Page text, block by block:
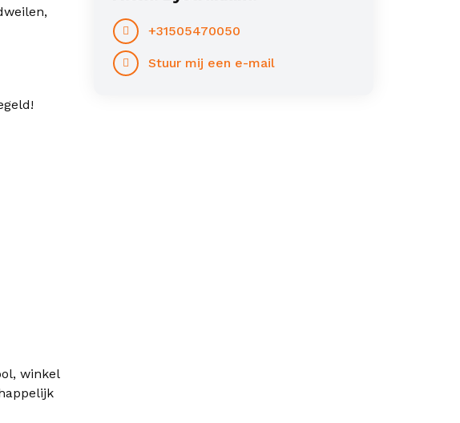
winkel
+31505470050
Stuur mij een e-mail